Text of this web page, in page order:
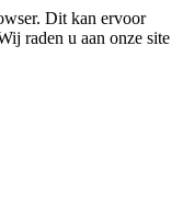
Dit kan ervoor
raden u aan onze site